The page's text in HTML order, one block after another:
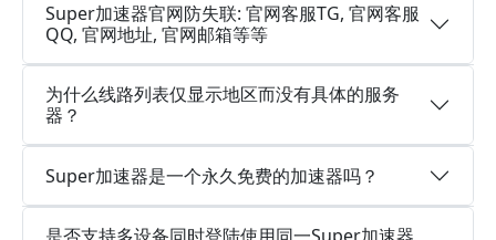
Super加速器官网防失联: 官网客服TG, 官网客服
QQ, 官网地址, 官网邮箱等等
为什么线路列表仅显示地区而没有具体的服务
器？
Super加速器是一个永久免费的加速器吗？